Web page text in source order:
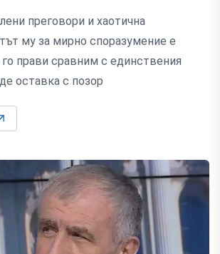
преговори и хаотична
му за мирно споразумение е
прави сравним с единствения
оставка с позор